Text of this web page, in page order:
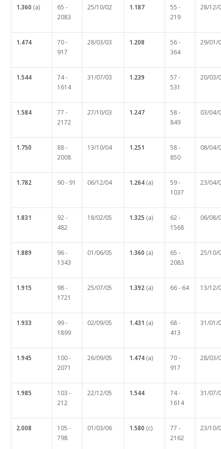
1.360 (a)
65 -
2083
25/10/02 1.187
55 -
219
28/12/
1.474
70 -
917
28/03/03 1.208
56 -
364
29/01/
1.544
74 -
1614
31/07/03 1.239
57 -
531
20/03/
1.584
77 -
2172
27/10/03 1.247
58 -
849
03/04/
1.750
88 -
2008
13/10/04 1.251
58 -
850
08/04/
1.782 90 - 91 06/12/04 1.264 (a)
59 -
1037
23/04/
1.831
92 -
482
18/02/05 1.325 (a)
62 -
1568
06/08/
1.889
96 -
1343
01/06/05 1.360 (a)
65 -
2083
25/10/
1.915
98 -
1721
25/07/05 1.392 (a) 66 - 64 13/12/
1.933
99 -
1899
02/09/05 1.431 (a)
68 -
413
31/01/
1.945
100 -
2071
26/09/05 1.474 (a)
70 -
917
28/03/
1.985
103 -
212
22/12/05 1.544
74 -
1614
31/07/
2.008
105 -
798
01/03/06 1.580 (c)
77 -
2162
23/10/